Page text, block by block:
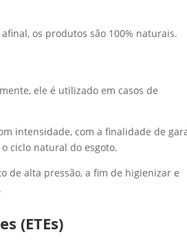
os produtos são 100% naturais.
ele é utilizado em casos de
intensidade, com a finalidade de
ciclo natural do esgoto.
de alta pressão, a fim de higienizar e
(ETEs)